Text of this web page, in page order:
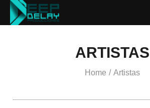
ARTISTAS
Home / Artistas